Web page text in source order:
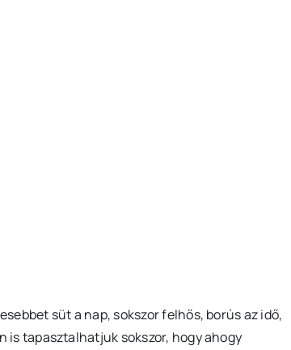
süt a nap, sokszor felhős, borús az idő,
is tapasztalhatjuk sokszor, hogy ahogy